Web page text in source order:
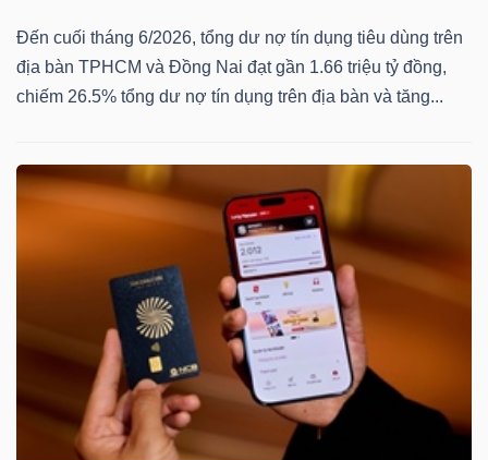
Đến cuối tháng 6/2026, tổng dư nợ tín dụng tiêu dùng trên
địa bàn TPHCM và Đồng Nai đạt gần 1.66 triệu tỷ đồng,
chiếm 26.5% tổng dư nợ tín dụng trên địa bàn và tăng...